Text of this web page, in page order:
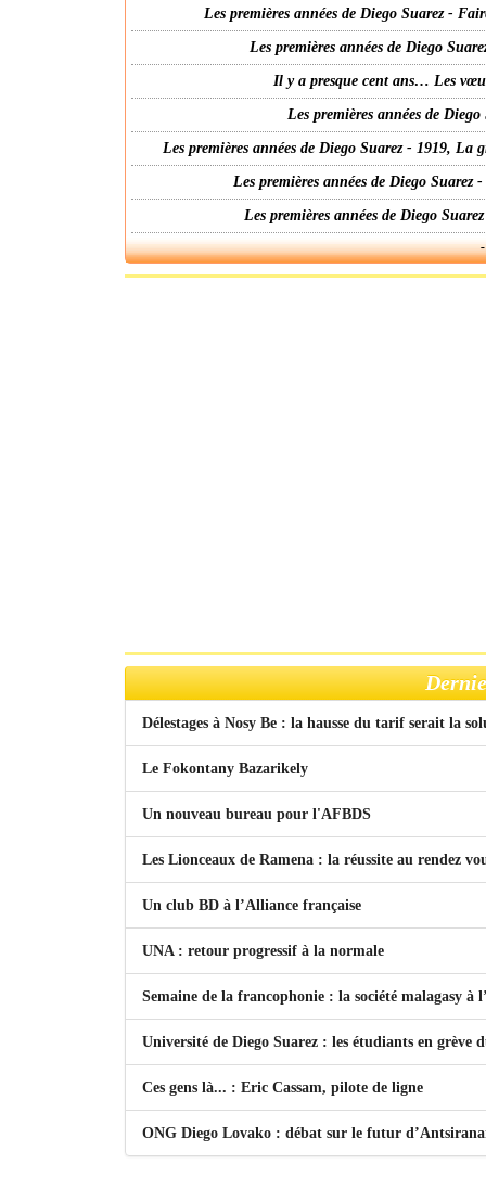
Les premières années de Diego Suarez -
Les premières années de Diego
Il y a presque cent ans… Les
Les premières années de
Les premières années de Diego Suarez - 1919,
Les premières années de Diego
Les premières années de Diego
Délestages à Nosy Be : la hausse du tarif serait la
Le Fokontany Bazarikely
Un nouveau bureau pour l'AFBDS
Les Lionceaux de Ramena : la réussite au rendez
Un club BD à l’Alliance française
UNA : retour progressif à la normale
Semaine de la francophonie : la société malagasy à
Université de Diego Suarez : les étudiants en grève
Ces gens là... : Eric Cassam, pilote de ligne
ONG Diego Lovako : débat sur le futur